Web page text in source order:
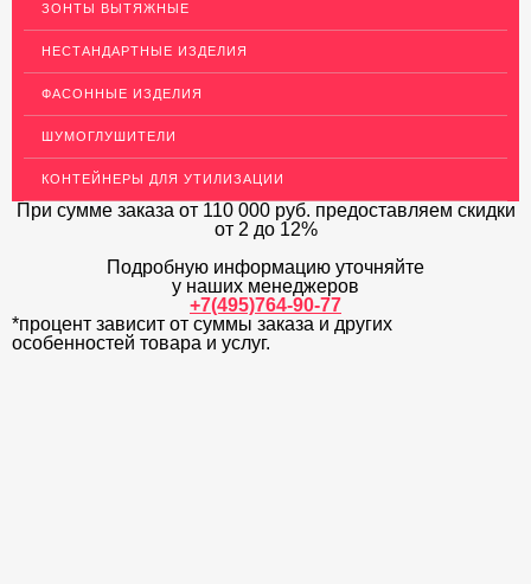
МЕДНЫЙ ПРОКАТ
ЛАТУННЫЙ ПРОКАТ
ДЕКОР НЕРЖАВЕЙКА
ОГРАЖДЕНИЯ ДЛЯ ЛЕСТНИЦ
ЭЛЕКТРОДЫ
МЕТАЛЛИЧЕСКИЕ ПОРОГИ НАПОЛЬНЫЕ (ДЛЯ ПОЛА),
РАСКЛАДКА, ПЛИНТУС
ПОТОЛКИ
ЗОНТЫ ВЫТЯЖНЫЕ
НЕСТАНДАРТНЫЕ ИЗДЕЛИЯ
ФАСОННЫЕ ИЗДЕЛИЯ
ШУМОГЛУШИТЕЛИ
КОНТЕЙНЕРЫ ДЛЯ УТИЛИЗАЦИИ
При сумме заказа от 110 000 руб. предоставляем скидки
от 2 до 12%
Подробную информацию уточняйте
у наших менеджеров
+7(495)764-90-77
*процент зависит от суммы заказа и других
особенностей товара и услуг.